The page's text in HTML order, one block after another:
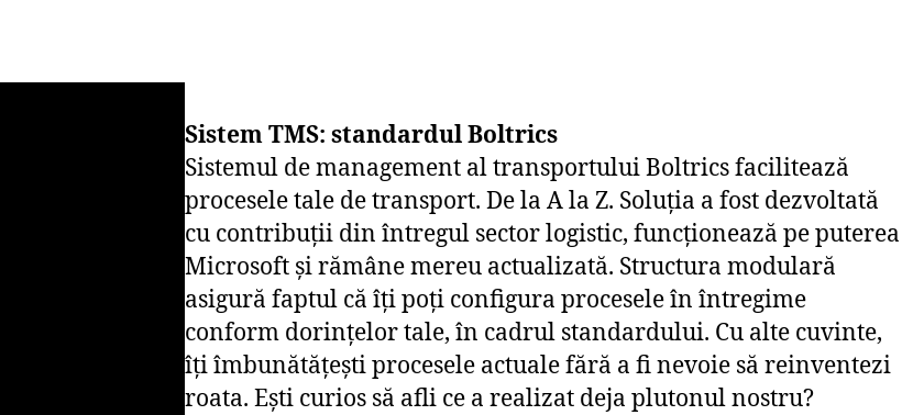
Sistem TMS: standardul Boltrics
Sistemul de management al transportului Boltrics facilitează
procesele tale de transport. De la A la Z. Soluția a fost dezvoltată
cu contribuții din întregul sector logistic, funcționează pe puterea
Microsoft și rămâne mereu actualizată. Structura modulară
asigură faptul că îți poți configura procesele în întregime
conform dorințelor tale, în cadrul standardului. Cu alte cuvinte,
îți îmbunătățești procesele actuale fără a fi nevoie să reinventezi
roata. Ești curios să afli ce a realizat deja plutonul nostru?